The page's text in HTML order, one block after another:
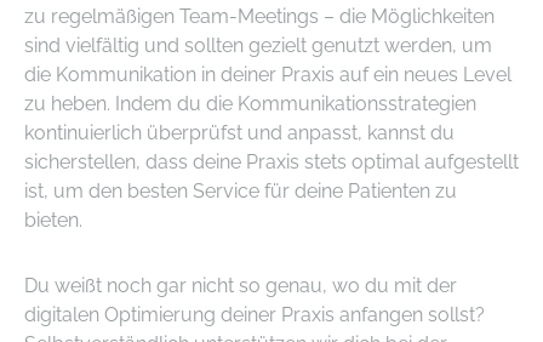
zu regelmäßigen Team-Meetings – die Möglichkeiten
sind vielfältig und sollten gezielt genutzt werden, um
die Kommunikation in deiner Praxis auf ein neues Level
zu heben. Indem du die Kommunikationsstrategien
kontinuierlich überprüfst und anpasst, kannst du
sicherstellen, dass deine Praxis stets optimal aufgestellt
ist, um den besten Service für deine Patienten zu
bieten.
Du weißt noch gar nicht so genau, wo du mit der
digitalen Optimierung deiner Praxis anfangen sollst?